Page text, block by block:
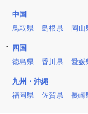
中国
鳥取県
島根県 岡山
四国
徳島県
香川県 愛媛
九州・沖縄
福岡県
佐賀県 長崎